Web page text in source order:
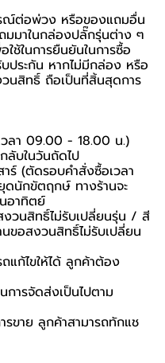
ณ์ต่อพ่วง หรือของแถมอื่น
มมาในกล่องปลั๊กรุ่นต่าง ๆ
ในการยืนยันในการซื้อ
ประกัน หากไม่มีกล่อง หรือ
วนสิทธิ์ ถือเป็นที่สิ้นสุดการ
วลา 09.00 - 18.00 น.)
ลับในวันถัดไป
ร์ (ตัดรอบคำสั่งซื้อเวลา
นักขัตฤกษ์ ทางร้านจะ
อาทิตย์
วนสิทธิ์ไม่รับเปลี่ยนรุ่น / สี
อสงวนสิทธิ์ไม่รับเปลี่ยน
แก้ไขให้ได้ ลูกค้าต้อง
ารจัดส่งเป็นไปตาม
ขาย ลูกค้าสามารถทักแช